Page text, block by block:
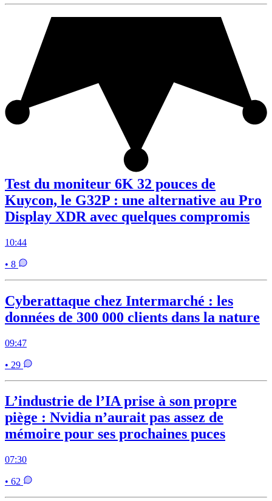
Test du moniteur 6K 32 pouces de
Kuycon, le G32P : une alternative au Pro
Display XDR avec quelques compromis
10:44
• 8
Cyberattaque chez Intermarché : les
données de 300 000 clients dans la nature
09:47
• 29
L’industrie de l’IA prise à son propre
piège : Nvidia n’aurait pas assez de
mémoire pour ses prochaines puces
07:30
• 62